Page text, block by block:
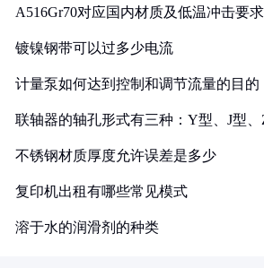
A516Gr70对应国内材质及低温冲击要
镀镍钢带可以过多少电流
计量泵如何达到控制和调节流量的目的
联轴器的轴孔形式有三种：Y型、J型、
不锈钢材质厚度允许误差是多少
复印机出租有哪些常见模式
溶于水的润滑剂的种类